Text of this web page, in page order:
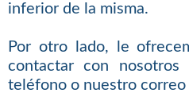
inferior de la misma.
Por otro lado, le
contactar con
teléfono o nuestro